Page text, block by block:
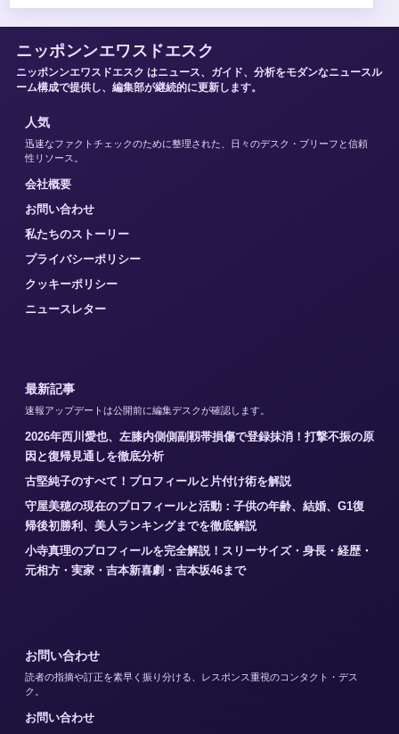
ニッポンンエワスドエスク
ニッポンンエワスドエスク はニュース、ガイド、分析をモダンなニュースル
ーム構成で提供し、編集部が継続的に更新します。
人気
迅速なファクトチェックのために整理された、日々のデスク・ブリーフと信頼
性リソース。
会社概要
お問い合わせ
私たちのストーリー
プライバシーポリシー
クッキーポリシー
ニュースレター
最新記事
速報アップデートは公開前に編集デスクが確認します。
2026年西川愛也、左膝内側側副靱帯損傷で登録抹消！打撃不振の原
因と復帰見通しを徹底分析
古堅純子のすべて！プロフィールと片付け術を解説
守屋美穂の現在のプロフィールと活動：子供の年齢、結婚、G1復
帰後初勝利、美人ランキングまでを徹底解説
小寺真理のプロフィールを完全解説！スリーサイズ・身長・経歴・
元相方・実家・吉本新喜劇・吉本坂46まで
お問い合わせ
読者の指摘や訂正を素早く振り分ける、レスポンス重視のコンタクト・デス
ク。
お問い合わせ